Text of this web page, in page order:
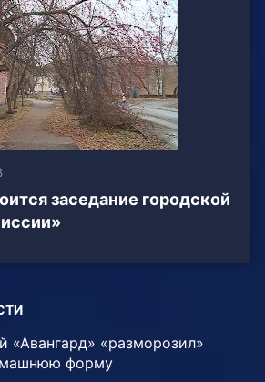
заседание городской
«Авангард» «разморозил»
форму